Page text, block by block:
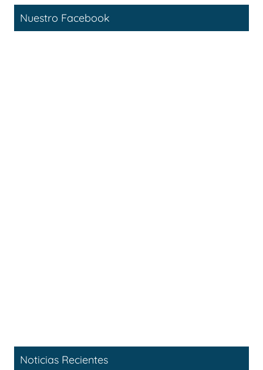
Nuestro Facebook
Noticias Recientes